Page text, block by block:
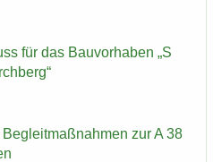
für das Bau­vor­ha­ben „S
zur A 38